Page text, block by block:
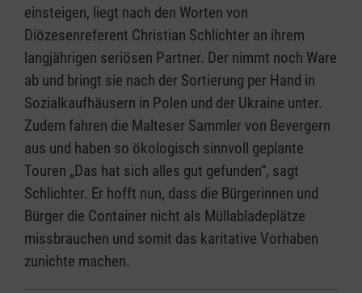
einsteigen, liegt nach den Worten von
Diözesenreferent Christian Schlichter an ihrem
langjährigen seriösen Partner. Der nimmt noch Ware
ab und bringt sie nach der Sortierung per Hand in
Sozialkaufhäusern in Polen und der Ukraine unter.
Zudem fahren die Malteser Sammler von Bevergern
aus und haben so ökologisch sinnvoll geplante
Touren „Das hat sich alles gut gefunden“, sagt
Schlichter. Er hofft nun, dass die Bürgerinnen und
Bürger die Container nicht als Müllabladeplätze
missbrauchen und somit das karitative Vorhaben
zunichte machen.